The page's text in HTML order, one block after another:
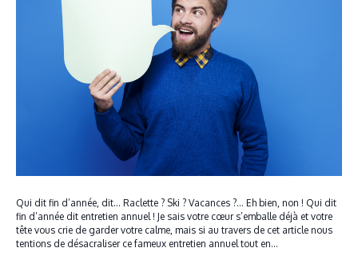
Qui dit fin d’année, dit… Raclette ? Ski ? Vacances ?… Eh bien, non ! Qui dit
fin d’année dit entretien annuel ! Je sais votre cœur s’emballe déjà et votre
tête vous crie de garder votre calme, mais si au travers de cet article nous
tentions de désacraliser ce fameux entretien annuel tout en…